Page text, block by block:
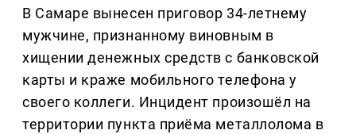
В Самаре вынесен приговор 34-летнему
мужчине, признанному виновным в
хищении денежных средств с банковской
карты и краже мобильного телефона у
своего коллеги. Инцидент произошёл на
территории пункта приёма металлолома в